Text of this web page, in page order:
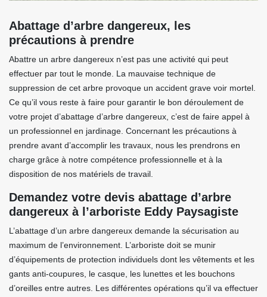
Abattage d’arbre dangereux, les
précautions à prendre
Abattre un arbre dangereux n’est pas une activité qui peut
effectuer par tout le monde. La mauvaise technique de
suppression de cet arbre provoque un accident grave voir mortel.
Ce qu’il vous reste à faire pour garantir le bon déroulement de
votre projet d’abattage d’arbre dangereux, c’est de faire appel à
un professionnel en jardinage. Concernant les précautions à
prendre avant d’accomplir les travaux, nous les prendrons en
charge grâce à notre compétence professionnelle et à la
disposition de nos matériels de travail.
Demandez votre devis abattage d’arbre
dangereux à l’arboriste Eddy Paysagiste
L’abattage d’un arbre dangereux demande la sécurisation au
maximum de l’environnement. L’arboriste doit se munir
d’équipements de protection individuels dont les vêtements et les
gants anti-coupures, le casque, les lunettes et les bouchons
d’oreilles entre autres. Les différentes opérations qu’il va effectuer